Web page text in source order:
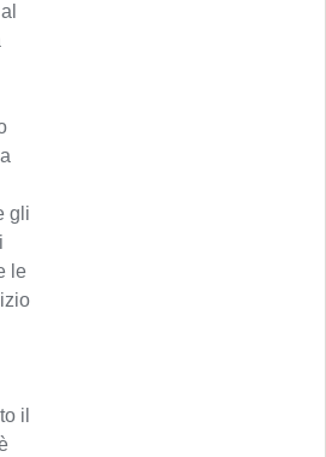
gli
le
il